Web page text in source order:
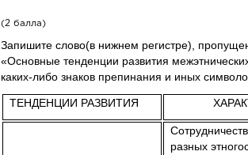
3.
(2 балла)
Запишите слово(в нижнем регистре),
«Основные тенденции развития
каких-либо знаков препинания и иных
ТЕНДЕНЦИИ РАЗВИТИЯ
разных